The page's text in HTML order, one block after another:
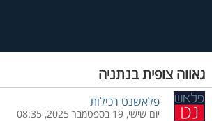
גאווה צופית בנתניה
פלאשנט רכילות
יום שישי, 19 בספטמבר 2025, 08:35